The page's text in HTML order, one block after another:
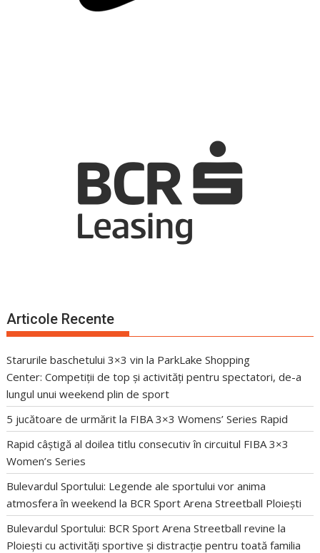
Articole Recente
Starurile baschetului 3×3 vin la ParkLake Shopping
Center: Competiții de top și activități pentru spectatori, de-a
lungul unui weekend plin de sport
5 jucătoare de urmărit la FIBA 3×3 Womens’ Series Rapid
Rapid câștigă al doilea titlu consecutiv în circuitul FIBA 3×3
Women’s Series
Bulevardul Sportului: Legende ale sportului vor anima
atmosfera în weekend la BCR Sport Arena Streetball Ploiești
Bulevardul Sportului: BCR Sport Arena Streetball revine la
Ploiești cu activități sportive și distracție pentru toată familia